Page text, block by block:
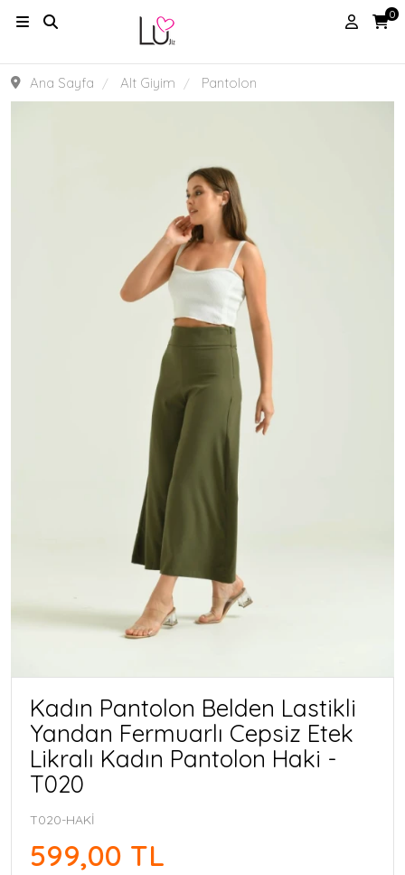
0
Ana Sayfa Alt Giyim Pantolon
Kadın Pantolon Belden Lastikli
Yandan Fermuarlı Cepsiz Etek
Likralı Kadın Pantolon Haki -
T020
T020-HAKİ
599,00 TL